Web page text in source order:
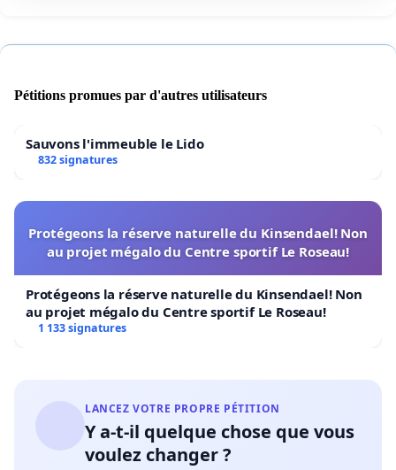
Pétitions promues par d'autres utilisateurs
Sauvons l'immeuble le Lido
832 signatures
Protégeons la réserve naturelle du Kinsendael! Non
au projet mégalo du Centre sportif Le Roseau!
Protégeons la réserve naturelle du Kinsendael! Non
au projet mégalo du Centre sportif Le Roseau!
1 133 signatures
LANCEZ VOTRE PROPRE PÉTITION
Y a-t-il quelque chose que vous
voulez changer ?